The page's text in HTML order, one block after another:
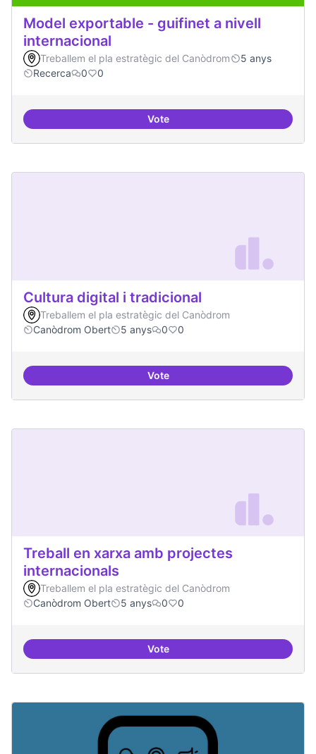
Model exportable - guifinet a nivell
internacional
Treballem el pla estratègic del Canòdrom
5 anys
Recerca
0 0
VoteModel exportable - guifinet a
Cultura digital i tradicional
Treballem el pla estratègic del Canòdrom
Canòdrom Obert
5 anys 0 0
VoteCultura digital i tradicional
Treball en xarxa amb projectes
internacionals
Treballem el pla estratègic del Canòdrom
Canòdrom Obert
5 anys 0 0
VoteTreball en xarxa amb projectes